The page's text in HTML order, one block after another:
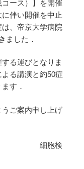
コース）】を開催
伴い開催を中止
、帝京大学病院
ました．
る運びとなりま
る講演と約50症
す．
ご案内申し上げ